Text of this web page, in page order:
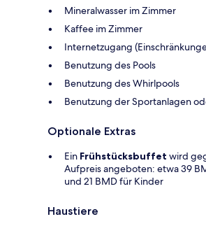
Mineralwasser im Zimmer
Kaffee im Zimmer
Internetzugang
Benutzung des Pools
Benutzung des Whirlpools
Benutzung der Sportanlagen
Optionale Extras
Ein Frühstücksbuffet wird
Aufpreis angeboten: etwa 39
und 21 BMD für Kinder
Haustiere